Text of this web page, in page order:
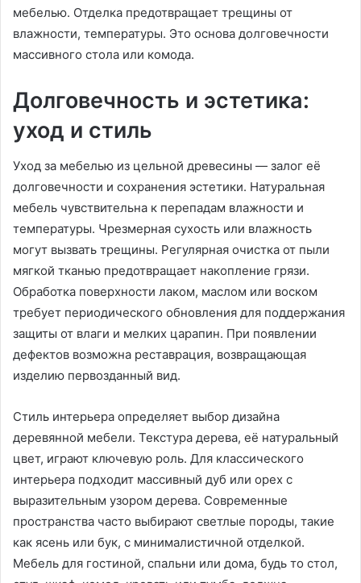
мебелью. Отделка предотвращает трещины от
влажности, температуры. Это основа долговечности
массивного стола или комода.
Долговечность и эстетика:
уход и стиль
Уход за мебелью из цельной древесины — залог её
долговечности и сохранения эстетики. Натуральная
мебель чувствительна к перепадам влажности и
температуры. Чрезмерная сухость или влажность
могут вызвать трещины. Регулярная очистка от пыли
мягкой тканью предотвращает накопление грязи.
Обработка поверхности лаком, маслом или воском
требует периодического обновления для поддержания
защиты от влаги и мелких царапин. При появлении
дефектов возможна реставрация, возвращающая
изделию первозданный вид.
Стиль интерьера определяет выбор дизайна
деревянной мебели. Текстура дерева, её натуральный
цвет, играют ключевую роль. Для классического
интерьера подходит массивный дуб или орех с
выразительным узором дерева. Современные
пространства часто выбирают светлые породы, такие
как ясень или бук, с минималистичной отделкой.
Мебель для гостиной, спальни или дома, будь то стол,